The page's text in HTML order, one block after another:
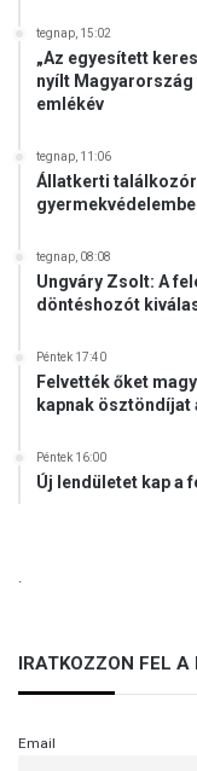
tegnap, 15:02
„Az egyesített
nyílt Magyarország
emlékév
tegnap, 11:06
Állatkerti
tegnap, 08:08
Ungváry Zsolt: A
döntéshozót
Péntek 17:40
Felvették őket
kapnak ösztöndíjat
Péntek 16:00
Új lendületet kap a
IRATKOZZON FEL A
Email